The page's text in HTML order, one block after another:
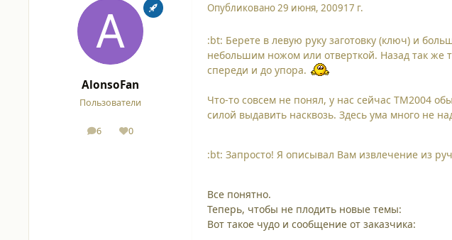
AlonsoFan
Пользователи
6
сообщения
0
Репутация
Опубликовано29 июня, 200917 г.
:bt: Берете в левую руку заготовку (ключ) и
небольшим ножом или отверткой. Назад так же
спереди и до упора.
Что-то совсем не понял, у нас сейчас TM2004
силой выдавить насквозь. Здесь ума много не
:bt: Запросто! Я описывал Вам извлечение из
Все понятно.
Теперь, чтобы не плодить новые темы:
Вот такое чудо и сообщение от заказчика: